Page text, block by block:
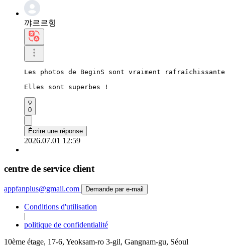
꺄르르힝
Les photos de BeginS sont vraiment
Elles sont superbes !
0
Écrire une réponse
2026.07.01 12:59
centre de service client
appfanplus@gmail.com Demande par e-mail
Conditions d'utilisation
|
politique de confidentialité
10ème étage, 17-6, Yeoksam-ro 3-gil, Gangnam-gu, Séoul